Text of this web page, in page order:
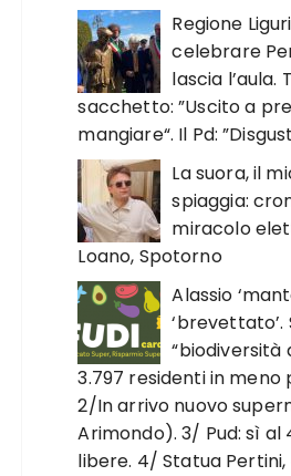
Regione
celebrare
lascia l’aula.
sacchetto: ”Uscito a
mangiare“. Il Pd:
La suora, il
spiaggia:
miracolo
Loano, Spotorno
Alassio
“biodiversità
3.797 residenti in meno
2/In arrivo nuovo
Arimondo). 3/ Pud: sì al
libere. 4/ Statua Pertini,